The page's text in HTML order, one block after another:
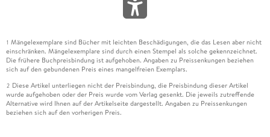
1 Mängelexemplare sind Bücher mit leichten Beschädigungen, die das Lesen aber nicht
einschränken. Mängelexemplare sind durch einen Stempel als solche gekennzeichnet.
Die frühere Buchpreisbindung ist aufgehoben. Angaben zu Preissenkungen beziehen
sich auf den gebundenen Preis eines mangelfreien Exemplars.
2 Diese Artikel unterliegen nicht der Preisbindung, die Preisbindung dieser Artikel
wurde aufgehoben oder der Preis wurde vom Verlag gesenkt. Die jeweils zutreffende
Alternative wird Ihnen auf der Artikelseite dargestellt. Angaben zu Preissenkungen
beziehen sich auf den vorherigen Preis.